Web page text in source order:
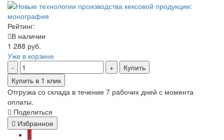
Рейтинг:
В наличии
1 288 руб.
Уже в корзине
Купить
Купить в 1 клик
Отгрузка со склада в течение 7 рабочих дней с момента
оплаты.
Поделиться
Избранное